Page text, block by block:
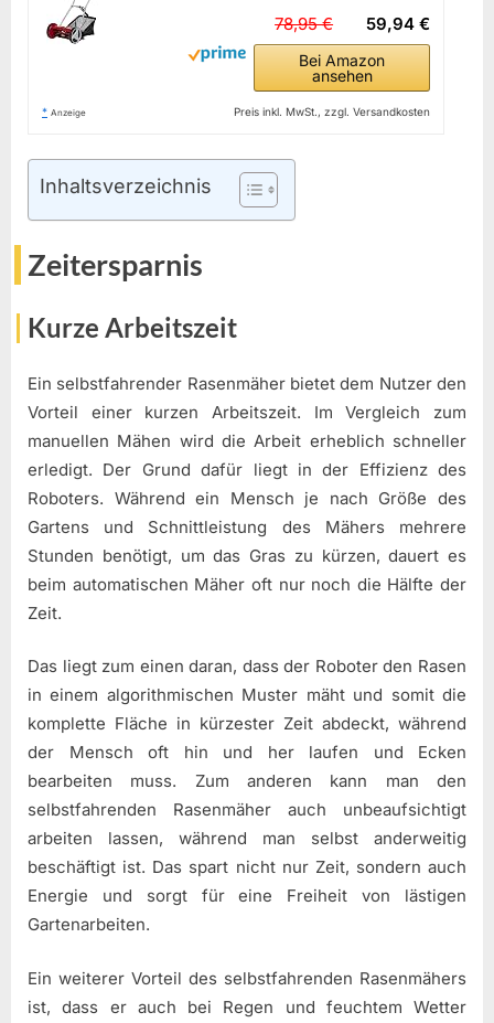
59,94 €
78,95 €
Bei Amazon
ansehen
* Anzeige Preis inkl. MwSt., zzgl. Versandkosten
Inhaltsverzeichnis
Zeitersparnis
Kurze Arbeitszeit
Ein selbstfahrender Rasenmäher bietet dem Nutzer den
Vorteil einer kurzen Arbeitszeit. Im Vergleich zum
manuellen Mähen wird die Arbeit erheblich schneller
erledigt. Der Grund dafür liegt in der Effizienz des
Roboters. Während ein Mensch je nach Größe des
Gartens und Schnittleistung des Mähers mehrere
Stunden benötigt, um das Gras zu kürzen, dauert es
beim automatischen Mäher oft nur noch die Hälfte der
Zeit.
Das liegt zum einen daran, dass der Roboter den Rasen
in einem algorithmischen Muster mäht und somit die
komplette Fläche in kürzester Zeit abdeckt, während
der Mensch oft hin und her laufen und Ecken
bearbeiten muss. Zum anderen kann man den
selbstfahrenden Rasenmäher auch unbeaufsichtigt
arbeiten lassen, während man selbst anderweitig
beschäftigt ist. Das spart nicht nur Zeit, sondern auch
Energie und sorgt für eine Freiheit von lästigen
Gartenarbeiten.
Ein weiterer Vorteil des selbstfahrenden Rasenmähers
ist, dass er auch bei Regen und feuchtem Wetter